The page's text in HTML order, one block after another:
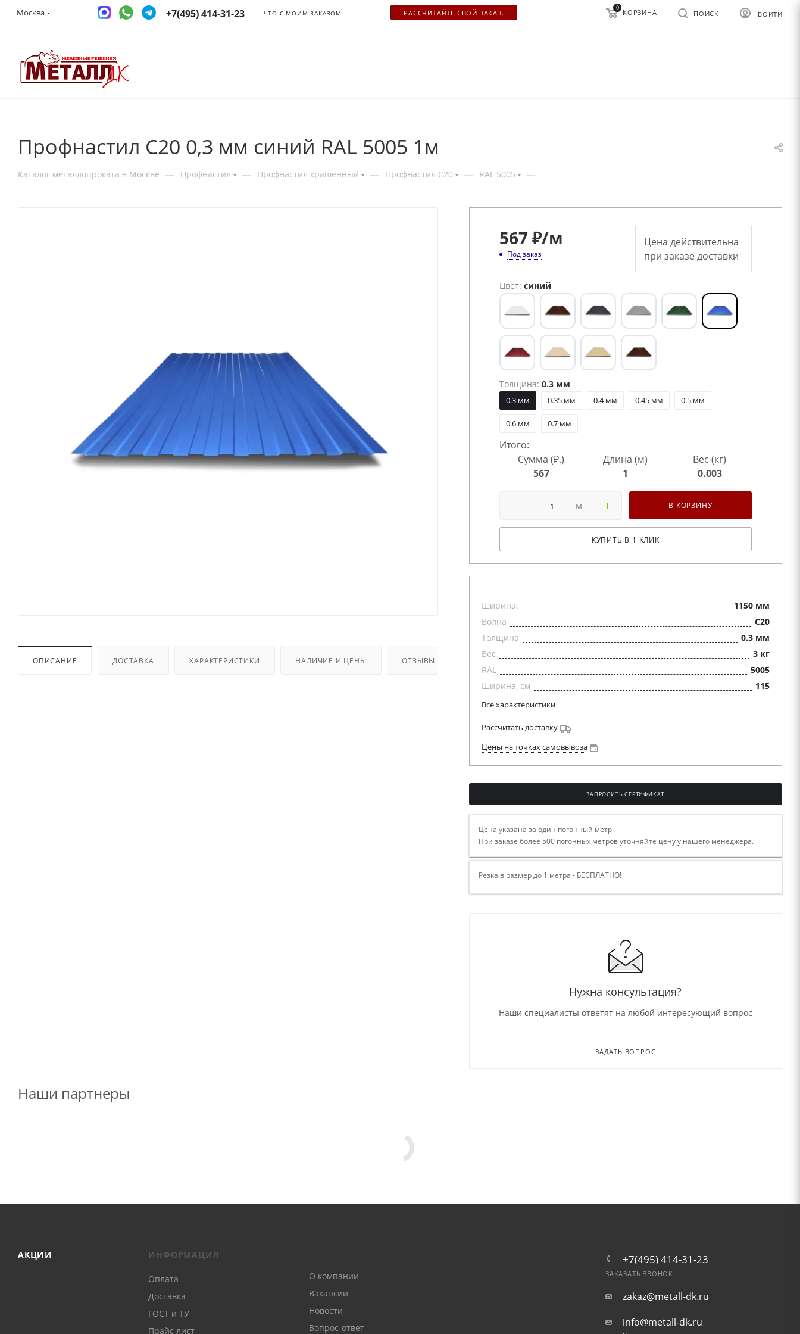
Москва +7(495) 414-31-23 ЧТО С МОИМ ЗАКАЗОМ РАСCЧИТАЙТЕ СВОЙ ЗАКАЗ. ВОЙТИ
ПОИСК
0
КОРЗИНА
Профнастил С20 0,3 мм синий RAL 5005 1м
Каталог металлопроката в Москве — Профнастил — Профнастил крашенный — Профнастил С20 — RAL 5005 —
ОПИСАНИЕ ДОСТАВКА ХАРАКТЕРИСТИКИ НАЛИЧИЕ И ЦЕНЫ ОТЗЫВЫ
567 ₽/м
Под заказ
Цена действительна
при заказе доставки
Цвет: синий
Толщина: 0.3 мм
0.3 мм 0.35 мм 0.4 мм 0.45 мм 0.5 мм
0.6 мм 0.7 мм
Итого:
Сумма (₽.)
567
Длина (м)
1
Вес (кг)
0.003
м В КОРЗИНУ
КУПИТЬ В 1 КЛИК
Ширина:
1150 мм
Волна
C20
Толщина
0.3 мм
Вес
3 кг
RAL
5005
Ширина, см
115
Все характеристики
Рассчитать доставку
Цены на точках самовывоза
ЗАПРОСИТЬ СЕРТИФИКАТ
Цена указана за один погонный метр.
При заказе более 500 погонных метров уточняйте цену у нашего менеджера.
Резка в размер до 1 метра - БЕСПЛАТНО!
Нужна консультация?
Наши специалисты ответят на любой интересующий вопрос
ЗАДАТЬ ВОПРОС
Наши партнеры
АКЦИИ ИНФОРМАЦИЯ
Оплата
Доставка
ГОСТ и ТУ
Прайс лист
О компании
Вакансии
Новости
Вопрос-ответ
+7(495) 414-31-23
ЗАКАЗАТЬ ЗВОНОК
zakaz@metall-dk.ru
info@metall-dk.ru